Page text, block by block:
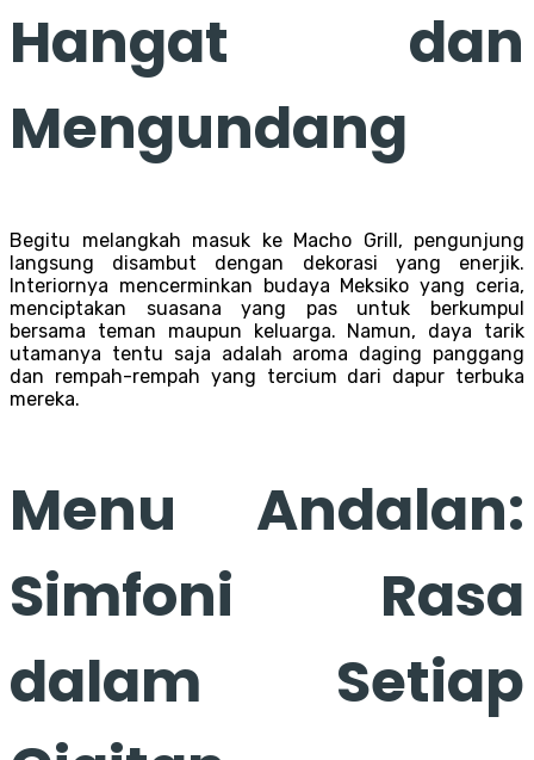
Hangat dan
Mengundang
Begitu melangkah masuk ke Macho Grill, pengunjung
langsung disambut dengan dekorasi yang enerjik.
Interiornya mencerminkan budaya Meksiko yang ceria,
menciptakan suasana yang pas untuk berkumpul
bersama teman maupun keluarga. Namun, daya tarik
utamanya tentu saja adalah aroma daging panggang
dan rempah-rempah yang tercium dari dapur terbuka
mereka.
Menu Andalan:
Simfoni Rasa
dalam Setiap